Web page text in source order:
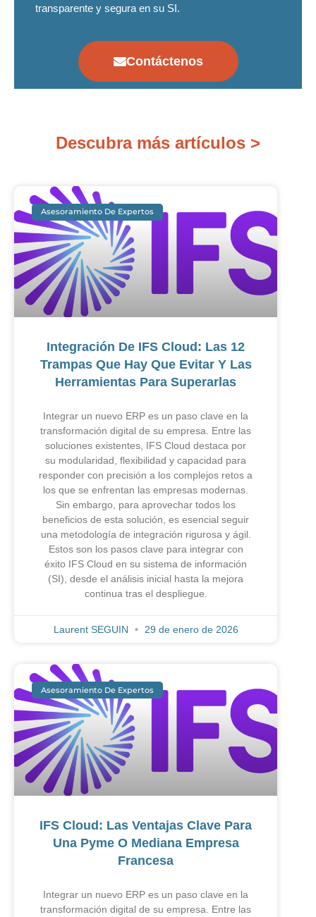
transparente y segura en su SI.
Contáctenos
Descubra más artículos >
Asesoramiento De Expertos
Integración De IFS Cloud: Las 12
Trampas Que Hay Que Evitar Y Las
Herramientas Para Superarlas
Integrar un nuevo ERP es un paso clave en la
transformación digital de su empresa. Entre las
soluciones existentes, IFS Cloud destaca por
su modularidad, flexibilidad y capacidad para
responder con precisión a los complejos retos a
los que se enfrentan las empresas modernas.
Sin embargo, para aprovechar todos los
beneficios de esta solución, es esencial seguir
una metodología de integración rigurosa y ágil.
Estos son los pasos clave para integrar con
éxito IFS Cloud en su sistema de información
(SI), desde el análisis inicial hasta la mejora
continua tras el despliegue.
Laurent SEGUIN 29 de enero de 2026
Asesoramiento De Expertos
IFS Cloud: Las Ventajas Clave Para
Una Pyme O Mediana Empresa
Francesa
Integrar un nuevo ERP es un paso clave en la
transformación digital de su empresa. Entre las